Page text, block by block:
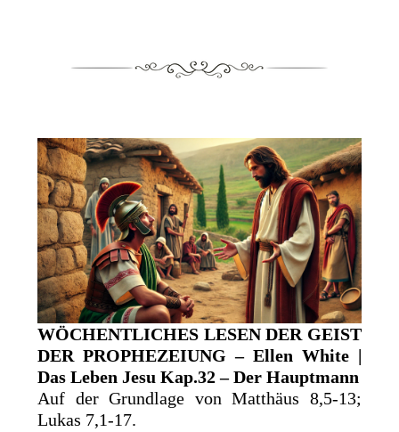
WÖCHENTLICHES LESEN DER GEIST
DER PROPHEZEIUNG – Ellen White |
Das Leben Jesu Kap.32 – Der Hauptmann
Auf der Grundlage von Matthäus 8,5-13;
Lukas 7,1-17.